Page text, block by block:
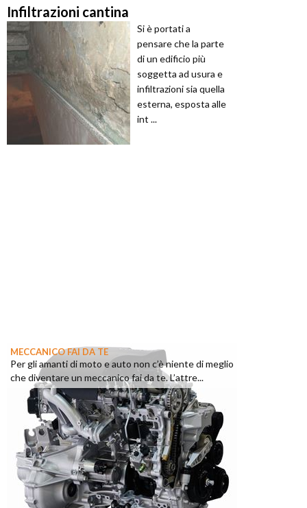
Infiltrazioni cantina
Si è portati a
pensare che la parte
di un edificio più
soggetta ad usura e
infiltrazioni sia quella
esterna, esposta alle
int ...
MECCANICO FAI DA TE
Per gli amanti di moto e auto non c’è niente di meglio
che diventare un meccanico fai da te. L’attre...